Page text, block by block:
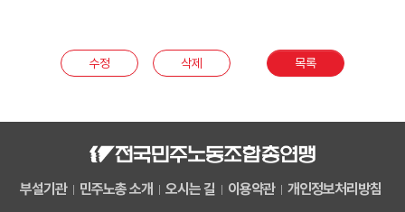
수정 삭제 목록
부설기관 민주노총 소개 오시는 길 이용약관 개인정보처리방침